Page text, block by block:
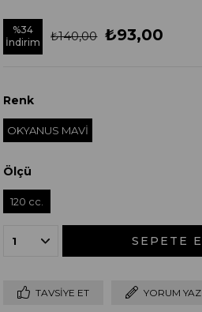
%34
İndirim
₺140,00 ₺93,00
Renk
OKYANUS MAVİ
Ölçü
120 cc.
TAVSIYE ET YORUM YAZ